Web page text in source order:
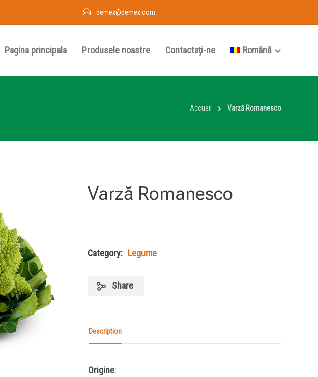
demex@demex.com
Pagina principala Produsele noastre Contactați-ne Română
Accueil Varză Romanesco
Varză Romanesco
Category: Legume
Share
Description
Origine: